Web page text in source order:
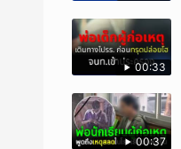
00:33
00:37